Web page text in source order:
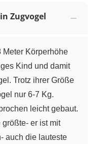
Zugvogel
Meter Körperhöhe
Kind und damit
Trotz ihrer Größe
nur 6-7 Kg.
leicht gebaut.
er ist mit
auch die lauteste